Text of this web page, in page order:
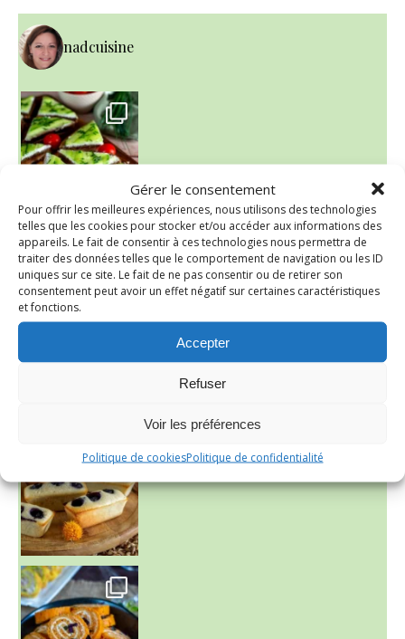
Gérer le consentement
Pour offrir les meilleures expériences, nous utilisons des technologies
telles que les cookies pour stocker et/ou accéder aux informations des
appareils. Le fait de consentir à ces technologies nous permettra de
traiter des données telles que le comportement de navigation ou les ID
uniques sur ce site. Le fait de ne pas consentir ou de retirer son
consentement peut avoir un effet négatif sur certaines caractéristiques
et fonctions.
Accepter
Refuser
Voir les préférences
Politique de cookiesPolitique de confidentialité
nadcuisine
~ SALADE DE PÂTES AUX DEUX TOMATES THON ET BURRA